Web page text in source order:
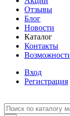
Отзывы
Блог
Новости
Каталог
Контакты
Вход
Регистрация